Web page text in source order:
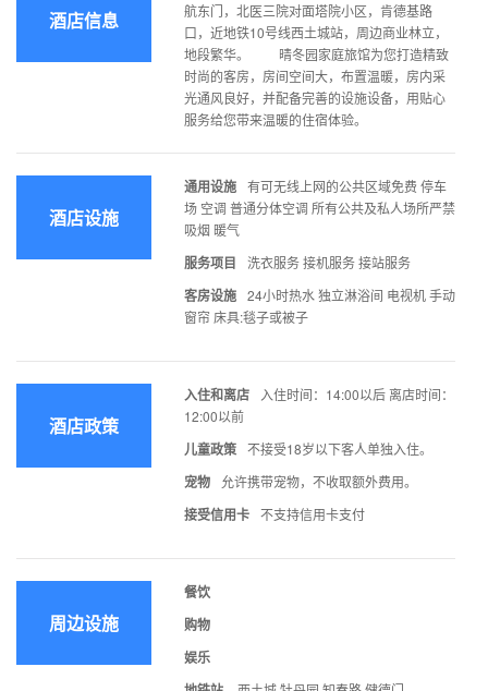
酒店信息
航东门，北医三院对面塔院小区，肯德基路
口，近地铁10号线西土城站，周边商业林立，
地段繁华。 晴冬园家庭旅馆为您打造精致
时尚的客房，房间空间大，布置温暖，房内采
光通风良好，并配备完善的设施设备，用贴心
服务给您带来温暖的住宿体验。
酒店设施
通用设施 有可无线上网的公共区域免费 停车
场 空调 普通分体空调 所有公共及私人场所严禁
吸烟 暖气
服务项目 洗衣服务 接机服务 接站服务
客房设施 24小时热水 独立淋浴间 电视机 手动
窗帘 床具:毯子或被子
酒店政策
入住和离店
入住时间：14:00以后 离店时间：
12:00以前
儿童政策 不接受18岁以下客人单独入住。
宠物 允许携带宠物，不收取额外费用。
接受信用卡 不支持信用卡支付
周边设施
餐饮
购物
娱乐